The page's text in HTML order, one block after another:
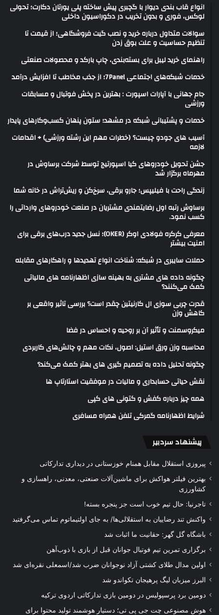
انواع قاب بندی دیوار با گچبری پیش ساخته پلی یورتان دکارت؛ تحولی
لوکس، فوری و بدون تخریب در دکوراسیون داخلی
سوالات متداول درباره خرید و نصب گیت فروشگاهی؛ از قیمت تا
تنظیم حساسیت و علت بوق زدن
راهنمای خرید لیبل برای بسته‌بندی، چاپ بارکد و محصولات صنعتی
خدمات شبکه‌های اجتماعی 7Panel؛ از جذب مخاطب تا افزایش درآمد
جام جهانی با آپارات اسپورت : بهترین در پخش فوتبال و مسابقات
ورزشی
خدمات و پشتیبانی شبکه در مشهد؛ ستون پنهان کسب‌وکارهای پایدار
آسیب های جودو چیست؟ (خطرات مهم این رشته ورزشی) + اقدامات
لازمه
جشن تحویل خودروهای کیا اسپورتیج توسط شرکت برساوش در
مهرماه برگزار شد
زندگی راحت با فیلیپس؛ جارو برقی، سرخ‌کن و ریش‌تراش در خانه شما
برساوش رتبه اول رضایتمندی مشتریان در صنعت خودروهای وارداتی را
کسب نمود.
معرفی کرکره فولادی اوکر (OKER)؛ نسل جدید درب‌های برقی برای
امنیت بیشتر
حملات سایبری در شبکه: شناخت انواع تهدیدها و راهکارهای مقابله
چگونه داده های مشتری به بهینه سازی اظهارنامه های مالیاتی
کمک می‌کنند؟
قدرت چربی سوزی ال کارنیتین چقدر است؟ بررسی تاثیر واقعی بر
کاهش وزن
میکروسمنت و تأثیر آن بر روحیه و احساس در فضا
محاسبه وزن ورق استیل: اصول، نکات مهم و چالش‌های کاربردی
چگونه تحلیل داده به تصمیم گیری های بهتر کمک می‌کند؟
نقش حیاتی حسابداری و مالیات در موفقیت استارتاپ ها
همه چیز درباره کفش و کتونی های کپی
شرایط اظهارنامه گمرکی تلفن همراه مسافری
پیشنهاد سردبیر
پیروزی استقلال مقابل همنام خوزستانی در دیداری تدارکاتی
بهترین فیلتر هواکش برای ماشین‌آلات صنعتی، معدنی، راهسازی و
کشاورزی
تاجرنیا: حال تیم خوب است جز پنجره بسته!
واکنش تند رضاییان به استقلالی‌ها/ به جای اولتیماتوم تماس می‌گرفتید
باشگاه گل گهر: حقانیت ما اثبات شد
برگزاری تمرین تیم فوتبال جوانان قبل از بازی با ذوب‌آهن
اولین مدال طلای کشتی آزاد نوجوانان ضرب شد/اسمعلی نقره‌ای شد
البرز میزبان لیگ پرهیجان تکواندو شد
دومین برد پرسپولیس در دومین بازی تدارکاتی اردوی ترکیه
هوش مصنوعی چت جی پی تی؛ دستیار هوشمند تولید محتوا برای